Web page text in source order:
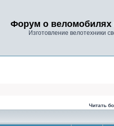
Форум о веломобилях
Изготовление велотехники
Читать